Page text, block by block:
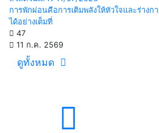
การพักผ่อนคือการเติมพลังให้หัวใจและร่างก
ได้อย่างเต็มที่
47
11 ก.ค. 2569
ดูทั้งหมด